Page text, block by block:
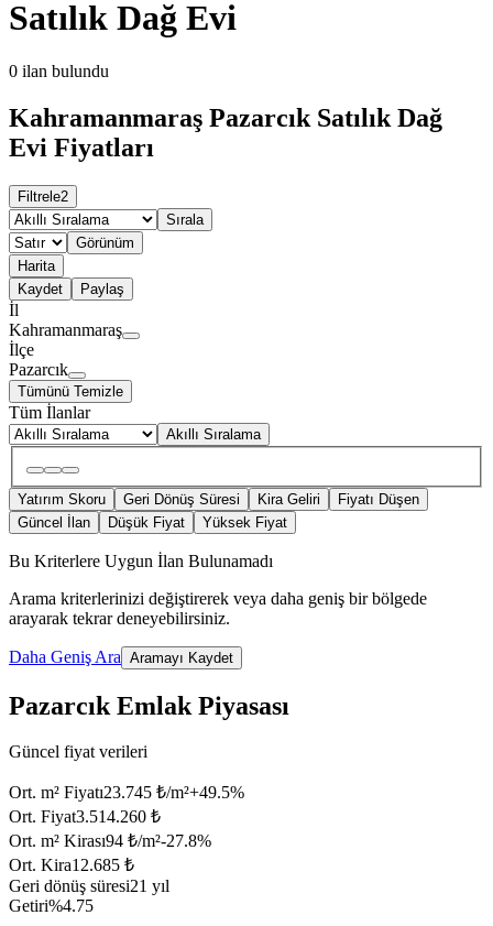
Satılık Dağ Evi
0 ilan bulundu
Kahramanmaraş Pazarcık Satılık Dağ
Evi Fiyatları
Filtrele2
Sırala
Görünüm
Harita
Kaydet
Paylaş
İl
Kahramanmaraş
İlçe
Pazarcık
Tümünü Temizle
Tüm İlanlar
Akıllı Sıralama
Yatırım Skoru Geri Dönüş Süresi Kira Geliri
Fiyatı Düşen
Güncel İlan
Düşük Fiyat Yüksek Fiyat
Bu Kriterlere Uygun İlan Bulunamadı
Arama kriterlerinizi değiştirerek veya daha geniş bir bölgede
arayarak tekrar deneyebilirsiniz.
Daha Geniş Ara Aramayı Kaydet
Pazarcık Emlak Piyasası
Güncel fiyat verileri
Ort. m² Fiyatı23.745 ₺/m²+49.5%
Ort. Fiyat3.514.260 ₺
Ort. m² Kirası94 ₺/m²-27.8%
Ort. Kira12.685 ₺
Geri dönüş süresi21 yıl
Getiri%4.75